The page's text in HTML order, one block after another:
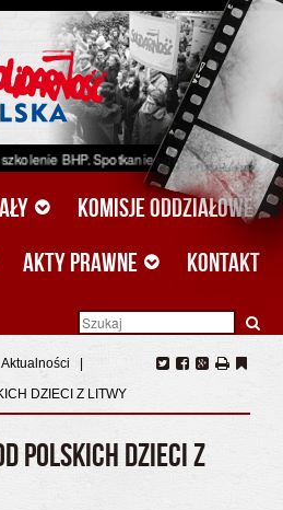
odbyło się w ramach projektu
Komisje oddziałowe
Akty prawne Kontakt
Aktualności
DZIECI Z LITWY
POLSKICH DZIECI Z